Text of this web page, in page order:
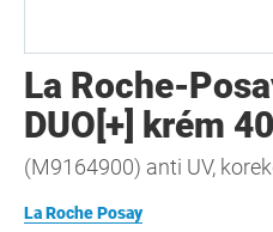
La Roche-
DUO[+] krém
(M9164900) anti UV,
La Roche Posay